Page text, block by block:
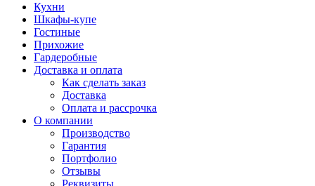
Кухни
Шкафы-купе
Гостиные
Прихожие
Гардеробные
Доставка и оплата
Как сделать заказ
Доставка
Оплата и рассрочка
О компании
Производство
Гарантия
Портфолио
Отзывы
Реквизиты